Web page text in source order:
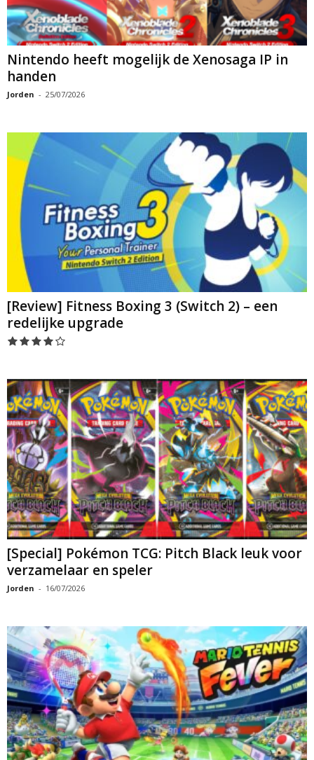
Nintendo heeft mogelijk de Xenosaga IP in
handen
Jorden - 25/07/2026
[Review] Fitness Boxing 3 (Switch 2) – een
redelijke upgrade
[Special] Pokémon TCG: Pitch Black leuk voor
verzamelaar en speler
Jorden - 16/07/2026